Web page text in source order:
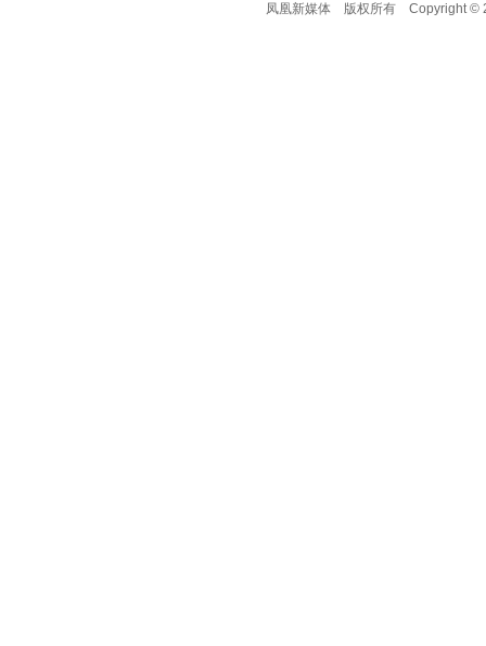
凤凰新媒体
版权所有 Copyright ©